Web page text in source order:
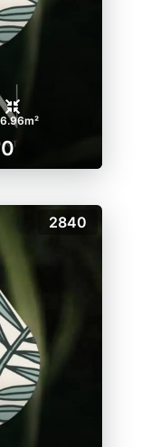
uma casa
banheiros,
informações:
2840